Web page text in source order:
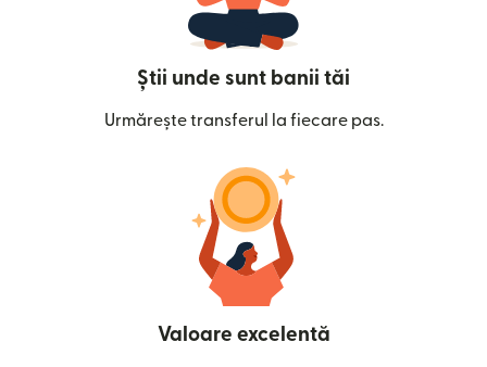
Știi unde sunt banii tăi
Urmărește transferul la fiecare pas.
Valoare excelentă